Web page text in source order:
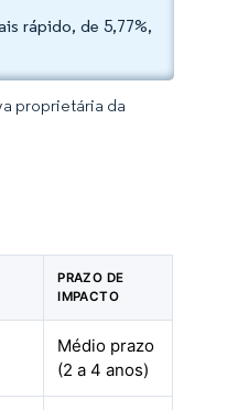
rápido, de 5,77%,
proprietária da
PRAZO DE
IMPACTO
Médio prazo
(2 a 4 anos)